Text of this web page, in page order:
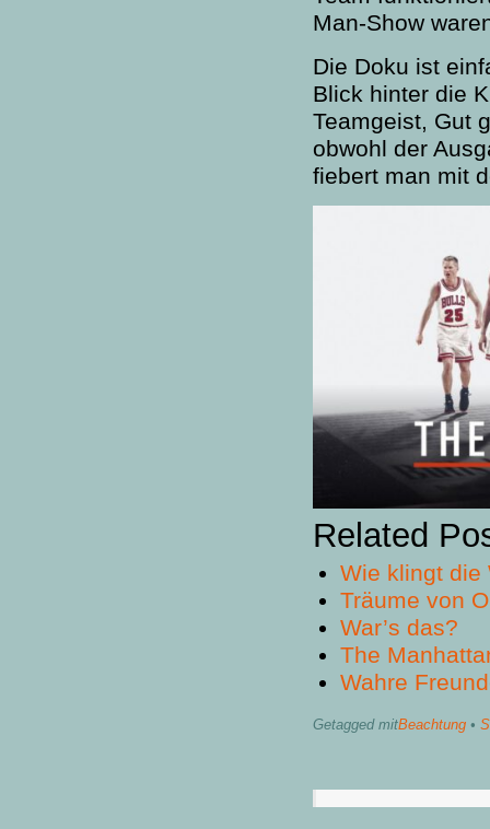
Man-Show
Die Doku ist
Blick hinter die
Teamgeist, Gut
obwohl der
fiebert man mit
Related
Wie klingt die
Träume von
War’s das?
The
Wahre
Getagged mitBeachtung •